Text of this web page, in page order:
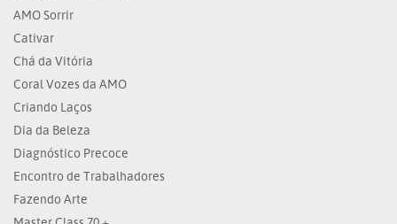
AMO Sorrir
Cativar
Chá da Vitória
Coral Vozes da AMO
Criando Laços
Dia da Beleza
Diagnóstico Precoce
Encontro de Trabalhadores
Fazendo Arte